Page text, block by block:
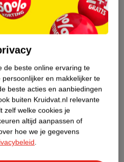
van
. 6.
74
de beste online ervaring te
en makkelijker te
beste acties en aanbiedingen
buiten Kruidvat.nl relevante
zelf welke cookies je
altijd aanpassen of
hoe we je gegevens
.